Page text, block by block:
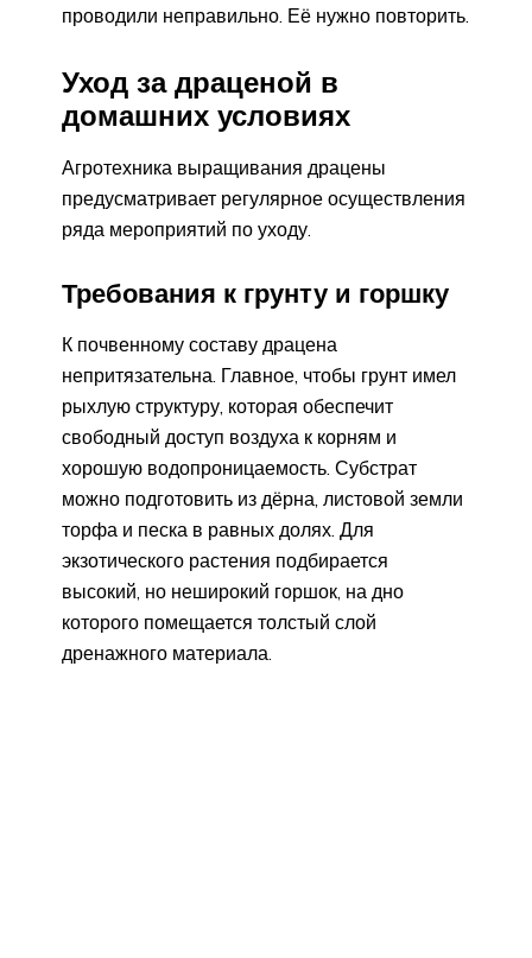
проводили неправильно. Её нужно повторить.
Уход за драценой в
домашних условиях
Агротехника выращивания драцены
предусматривает регулярное осуществления
ряда мероприятий по уходу.
Требования к грунту и горшку
К почвенному составу драцена
непритязательна. Главное, чтобы грунт имел
рыхлую структуру, которая обеспечит
свободный доступ воздуха к корням и
хорошую водопроницаемость. Субстрат
можно подготовить из дёрна, листовой земли
торфа и песка в равных долях. Для
экзотического растения подбирается
высокий, но неширокий горшок, на дно
которого помещается толстый слой
дренажного материала.